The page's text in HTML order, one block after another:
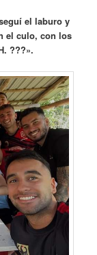
el laburo y
el culo, con los
???».